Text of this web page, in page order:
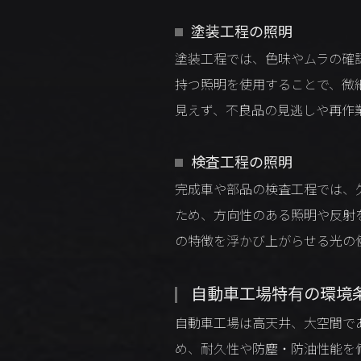
塗装工程の照明
塗装工程では、色味やムラの
持つ照明を使用することで、
見えず、不良品の見逃しや再
検査工程の照明
完成車や部品の検査工程では
ため、方向性のある照明や反
の特徴を浮かび上がらせる光
自動車工場特有の環境
自動車工場は高天井、大空間
め、耐久性や防塵・防油性能